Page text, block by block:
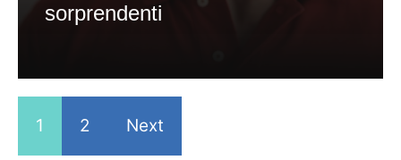
sorprendenti
1 2 Next